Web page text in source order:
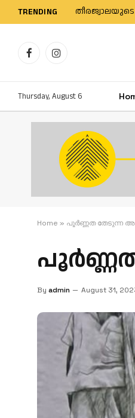
TRENDING
FacebookInstagram
Thursday, August 6
Home » പൂര്‍ണ്ണത തേടുന്ന
By admin August 31,